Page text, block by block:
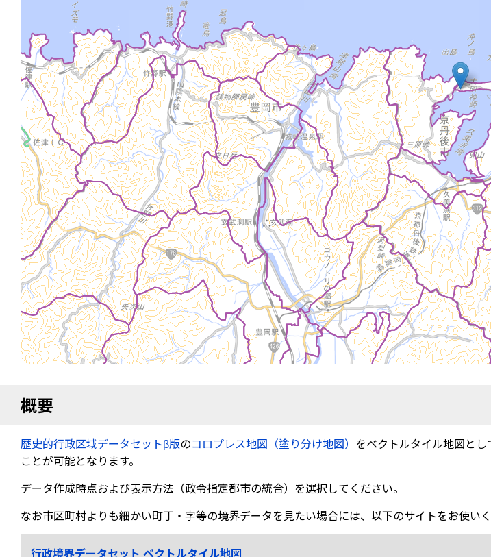
概要
歴史的行政区域データセットβ版のコロプレス地図（塗り分け地図） をベクトルタイル地図と
ことが可能となります。
データ作成時点および表示方法（政令指定都市の統合）を選択してください。
なお市区町村よりも細かい町丁・字等の境界データを見たい場合には、以下のサイトをお使いく
行政境界データセット ベクトルタイル地図